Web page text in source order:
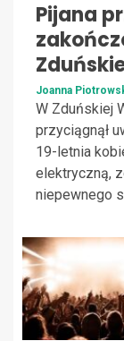
Pijana
Joanna
W Zduńskiej
przyciągnął
19-letnia
elektryczną,
niepewnego